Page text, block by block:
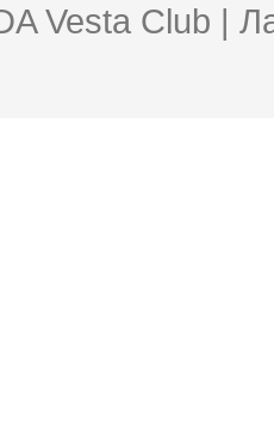
Vesta Club |